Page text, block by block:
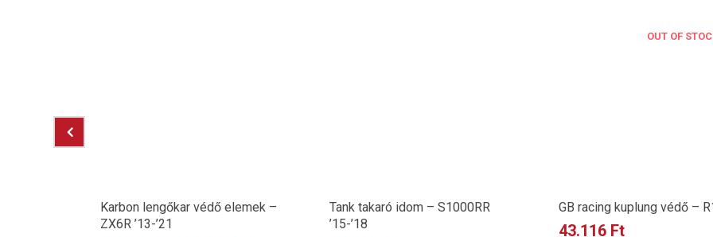
Karbon lengőkar védő elemek –
ZX6R ’13-’21
Tank takaró idom – S1000RR
’15-’18
OUT OF
GB racing kuplung védő –
43.116 Ft